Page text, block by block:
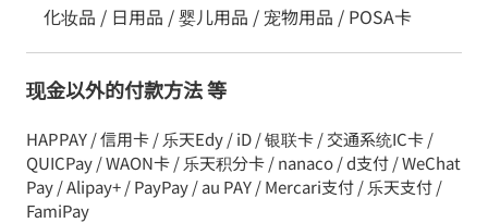
化妆品 / 日用品 / 婴儿用品 / 宠物用品 / POSA卡
现金以外的付款方法 等
HAPPAY / 信用卡 / 乐天Edy / iD / 银联卡 / 交通系统IC卡 /
QUICPay / WAON卡 / 乐天积分卡 / nanaco / d支付 / WeChat
Pay / Alipay+ / PayPay / au PAY / Mercari支付 / 乐天支付 /
FamiPay